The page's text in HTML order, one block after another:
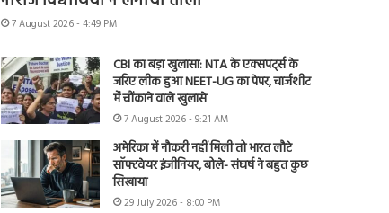
7 August 2026 - 4:49 PM
CBI का बड़ा खुलासा: NTA के एक्सपर्ट्स के
जरिए लीक हुआ NEET-UG का पेपर, चार्जशीट
में चौंकाने वाले खुलासे
7 August 2026 - 9:21 AM
अमेरिका में नौकरी नहीं मिली तो भारत लौटे
सॉफ्टवेयर इंजीनियर, बोले- संघर्ष ने बहुत कुछ
सिखाया
29 July 2026 - 8:00 PM